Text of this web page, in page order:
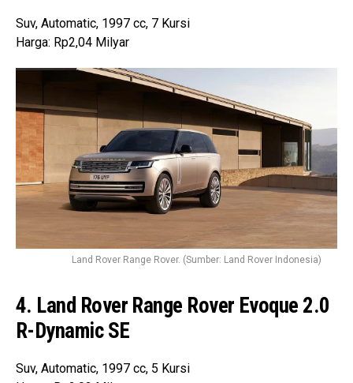
Suv, Automatic, 1997 cc, 7 Kursi
Harga: Rp2,04 Milyar
Land Rover Range Rover. (Sumber: Land Rover Indonesia)
4. Land Rover Range Rover Evoque 2.0
R-Dynamic SE
Suv, Automatic, 1997 cc, 5 Kursi